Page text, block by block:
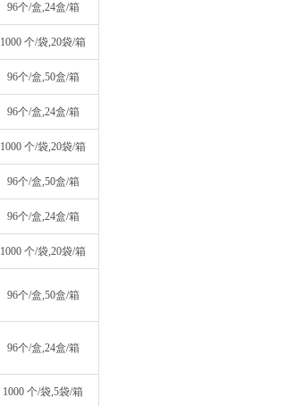
96个/盒,24盒/箱
1000 个/袋,20袋/箱
96个/盒,50盒/箱
96个/盒,24盒/箱
1000 个/袋,20袋/箱
96个/盒,50盒/箱
96个/盒,24盒/箱
1000 个/袋,20袋/箱
96个/盒,50盒/箱
96个/盒,24盒/箱
1000 个/袋,5袋/箱